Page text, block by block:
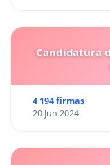
Candidatura
4 194 firmas
20 Jun 2024